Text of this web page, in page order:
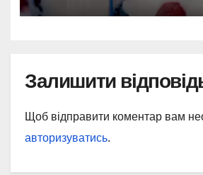
Залишити
Щоб відправити коментар вам
авторизуватись.